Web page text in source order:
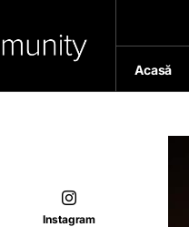
Acasă
Instagram